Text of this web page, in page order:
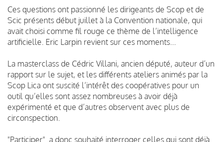
Ces questions ont passionné les dirigeants de Scop et de
Scic présents début juillet à la Convention nationale, qui
avait choisi comme fil rouge ce thème de l’intelligence
artificielle. Eric Larpin revient sur ces moments...
La masterclass de Cédric Villani, ancien député, auteur d’un
rapport sur le sujet, et les différents ateliers animés par la
Scop Lica ont suscité l’intérêt des coopératives pour un
outil qu’elles sont assez nombreuses à avoir déjà
expérimenté et que d’autres observent avec plus de
circonspection.
"Participer" a donc souhaité interroger celles qui sont déjà